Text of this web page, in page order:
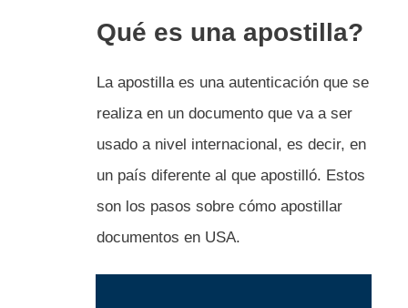
Qué es una apostilla?
La apostilla es una autenticación que se
realiza en un documento que va a ser
usado a nivel internacional, es decir, en
un país diferente al que apostilló. Estos
son los pasos sobre cómo apostillar
documentos en USA.